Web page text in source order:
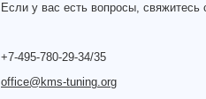
Если у вас есть вопросы, свяжитесь
+7-495-780-29-34/35
office@kms-tuning.org